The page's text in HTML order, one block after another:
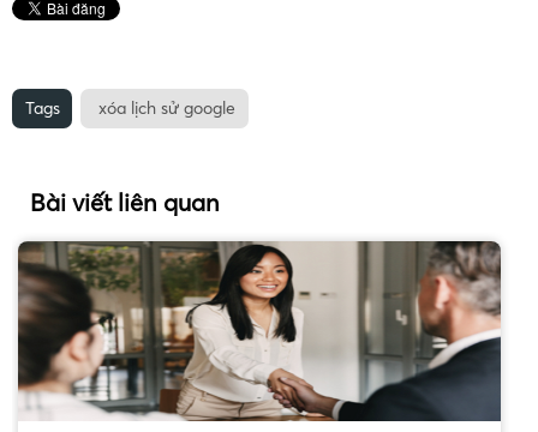
Tags xóa lịch sử google
Bài viết liên quan